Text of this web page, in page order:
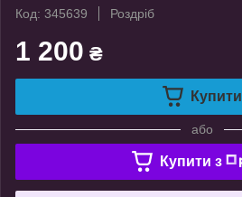
Код: 345639
Роздріб
1 200 ₴
Купити
або
Купити з